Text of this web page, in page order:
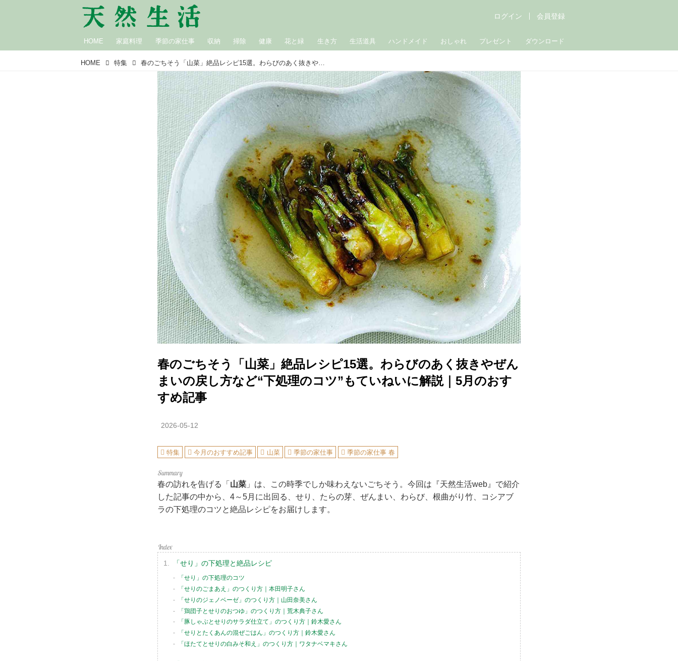
HOME 家庭料理 季節の家仕事 収納 掃除 健康 花と緑 生き方 生活道具 ハンドメイド おしゃれ プレゼント ダウンロード
ログイン 会員登録
HOME 特集 春のごちそう「山菜」絶品レシピ15選。わらびのあく抜きやぜんまいの戻し方など“下処理のコツ”もていねいに解説｜5月のおすすめ記事
春のごちそう「山菜」絶品レシピ15選。わらびのあく抜きやぜん
まいの戻し方など“下処理のコツ”もていねいに解説｜5月のおす
すめ記事
2026-05-12
特集 今月のおすすめ記事 山菜 季節の家仕事 季節の家仕事 春
春の訪れを告げる「 山菜 」は、この時季でしか味わえないごちそう。今回は『天然生活web』で紹介
した記事の中から、4～5月に出回る、せり、たらの芽、ぜんまい、わらび、根曲がり竹、コシアブ
ラの下処理のコツと絶品レシピをお届けします。
「せり」の下処理と絶品レシピ
「せり」の下処理のコツ
「せりのごまあえ」のつくり方｜本田明子さん
「せりのジェノベーゼ」のつくり方｜山田奈美さん
「鶏団子とせりのおつゆ」のつくり方｜荒木典子さん
「豚しゃぶとせりのサラダ仕立て」のつくり方｜鈴木愛さん
「せりとたくあんの混ぜごはん」のつくり方｜鈴木愛さん
「ほたてとせりの白みそ和え」のつくり方｜ワタナベマキさん